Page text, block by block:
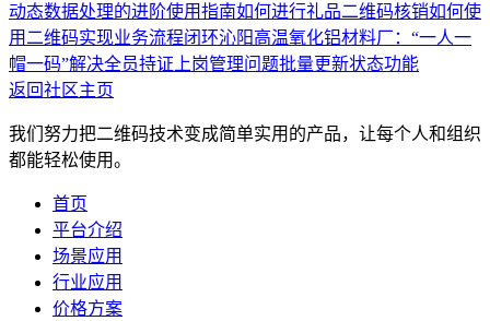
动态数据处理的进阶使用指南如何进行礼品二维码核销如何使
用二维码实现业务流程闭环沁阳高温氧化铝材料厂：“一人一
帽一码”解决全员持证上岗管理问题批量更新状态功能
返回社区主页
我们努力把二维码技术变成简单实用的产品，让每个人和组织
都能轻松使用。
首页
平台介绍
场景应用
行业应用
价格方案